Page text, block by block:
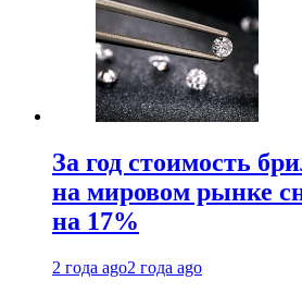
За год стоимость
на мировом рынке
на 17%
2 года ago2 года ago